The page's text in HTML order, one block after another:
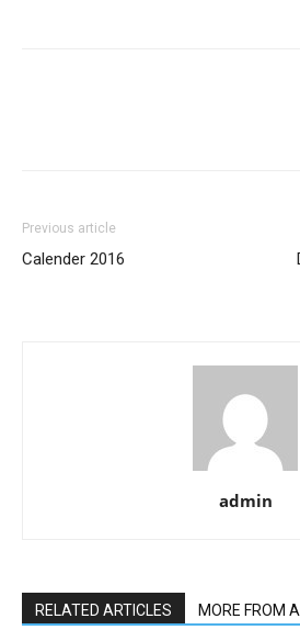
Previous article
Calender 2016
admin
RELATED ARTICLES MORE FROM